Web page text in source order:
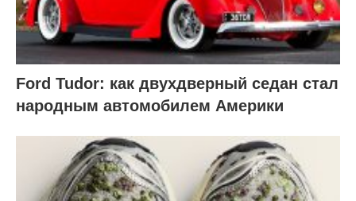
Ford Tudor: как двухдверный седан стал
народным автомобилем Америки